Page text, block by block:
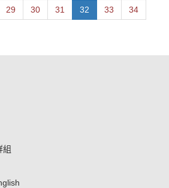
29 30 31 32 33 34
組